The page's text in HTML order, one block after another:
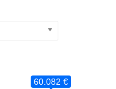
60.082 €